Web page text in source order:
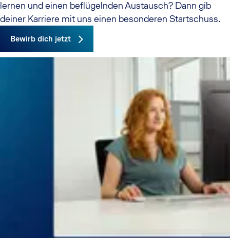
lernen und einen beflügelnden Austausch? Dann gib
deiner Karriere mit uns einen besonderen Startschuss.
Bewirb dich jetzt